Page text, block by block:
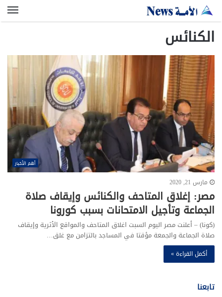
الكنائس
أهم الأخبار
مارس 21, 2020
مصر: إغلاق المتاحف والكنائس وإيقاف صلاة
الجماعة وتأجيل الامتحانات بسبب كورونا
(كونا) – أعلنت مصر اليوم السبت اغلاق المتاحف والمواقع الأثرية وإيقاف
صلاة الجماعة والجمعة مؤقتا في المساجد بالتزامن مع غلق…
أكمل القراءة »
تابعنا